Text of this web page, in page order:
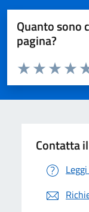
Quanto sono
pagina?
Valuta da 1 a 5 stelle
Valuta 3
Valuta 2
Valuta 1 stelle
Contatta